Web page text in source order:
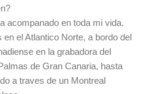
acompanado en toda mi vida.
el Atlantico Norte, a bordo del
en la grabadora del
de Gran Canaria, hasta
a traves de un Montreal